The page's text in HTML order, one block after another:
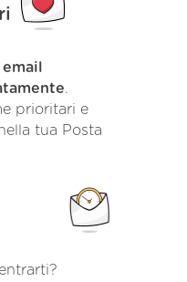
email
.
prioritari e
tua Posta